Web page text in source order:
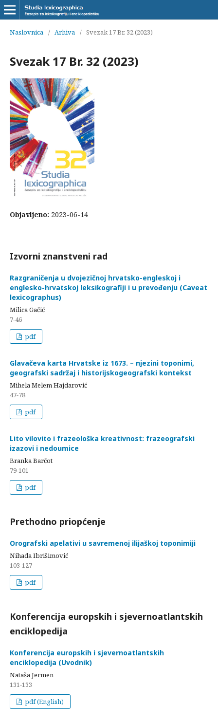
Naslovnica / Arhiva / Svezak 17 Br. 32 (2023)
Svezak 17 Br. 32 (2023)
Objavljeno: 2023-06-14
Izvorni znanstveni rad
Razgraničenja u dvojezičnoj hrvatsko-engleskoj i
englesko-hrvatskoj leksikografiji i u prevođenju (Caveat
lexicographus)
Milica Gačić
7-46
pdf
Glavačeva karta Hrvatske iz 1673. – njezini toponimi,
geografski sadržaj i historijskogeografski kontekst
Mihela Melem Hajdarović
47-78
pdf
Lito vilovito i frazeološka kreativnost: frazeografski
izazovi i nedoumice
Branka Barčot
79-101
pdf
Prethodno priopćenje
Orografski apelativi u savremenoj ilijaškoj toponimiji
Nihada Ibrišimović
103-127
pdf
Konferencija europskih i sjevernoatlantskih
enciklopedija
Konferencija europskih i sjevernoatlantskih
enciklopedija (Uvodnik)
Nataša Jermen
131-133
pdf (English)